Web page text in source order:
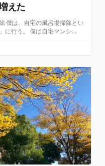
えた
僕は、自宅の風呂場掃除とい
に行う。 僕は自宅マンシ...